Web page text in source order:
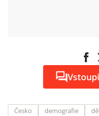
Česko demografie